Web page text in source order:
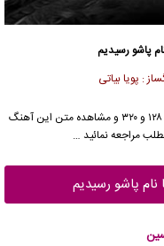
پاشو رسیدیم
: پویا بیاتی
با کیفیت ۱۲۸ و ۳۲۰ و مشاهده متن این آهنگ
مراجعه نمائید …
نام پاشو رسیدیم